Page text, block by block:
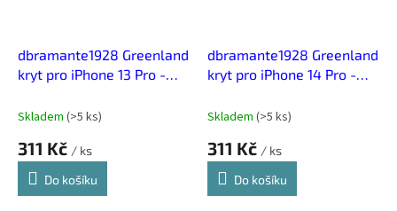
dbramante1928 Greenland
kryt pro iPhone 13 Pro -
Skladem (>5 ks)
311 Kč / ks
Do košíku
dbramante1928 Greenland
kryt pro iPhone 14 Pro -
Skladem (>5 ks)
311 Kč / ks
Do košíku